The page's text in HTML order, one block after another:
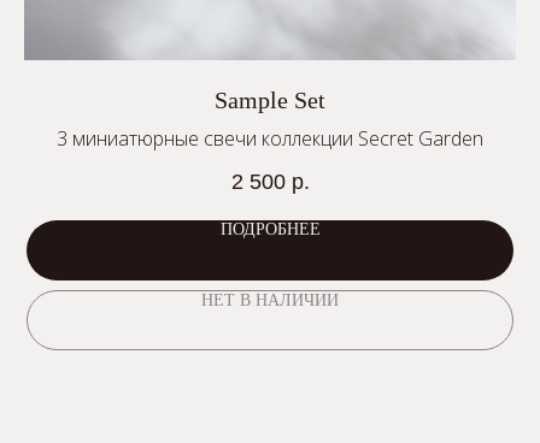
Sample Set
3 миниатюрные свечи коллекции Secret Garden
2 500 р.
ПОДРОБНЕЕ
НЕТ В НАЛИЧИИ